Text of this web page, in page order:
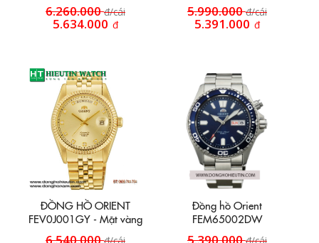
6.260.000đ/cái
5.634.000 đ
5.990.000đ/cái
5.391.000 đ
ĐỒNG HỒ ORIENT
FEV0J001GY - Mặt vàng
Đồng hồ Orient
FEM65002DW